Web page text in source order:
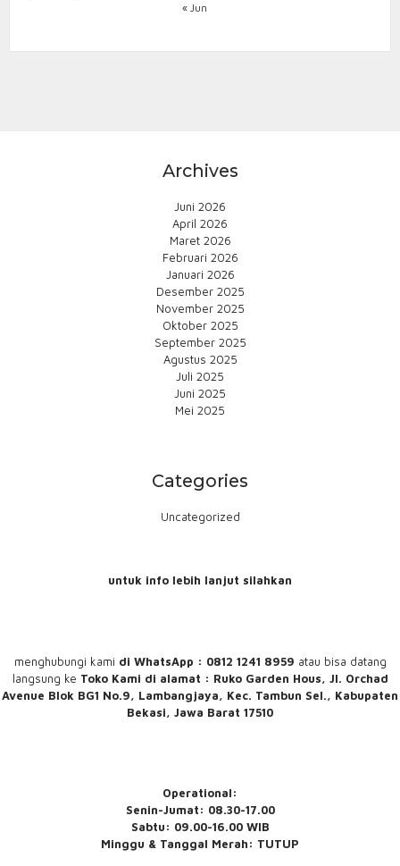
« Jun
Archives
Juni 2026
April 2026
Maret 2026
Februari 2026
Januari 2026
Desember 2025
November 2025
Oktober 2025
September 2025
Agustus 2025
Juli 2025
Juni 2025
Mei 2025
Categories
Uncategorized
untuk info lebih lanjut silahkan
menghubungi kami di WhatsApp : 0812 1241 8959 atau bisa datang
langsung ke Toko Kami di alamat : Ruko Garden Hous, Jl. Orchad
Avenue Blok BG1 No.9, Lambangjaya, Kec. Tambun Sel., Kabupaten
Bekasi, Jawa Barat 17510
Operational:
Senin-Jumat: 08.30-17.00
Sabtu: 09.00-16.00 WIB
Minggu & Tanggal Merah: TUTUP